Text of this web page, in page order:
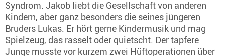
Syndrom. Jakob liebt die Gesellschaft von anderen
Kindern, aber ganz besonders die seines jüngeren
Bruders Lukas. Er hört gerne Kindermusik und mag
Spielzeug, das rasselt oder quietscht. Der tapfere
Junge musste vor kurzem zwei Hüftoperationen über